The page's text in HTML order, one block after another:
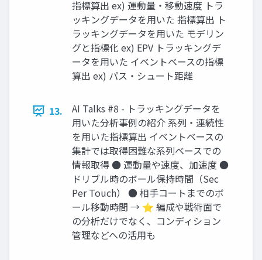
指標算出 ex) 運動量・移動速度 トラ
ッキングデータを用いた 指標算出 ト
ラッキングデータを用いた モデリン
グと指標化 ex) EPV トラッキングデ
ータを用いた イベントベースの指標
算出 ex) パス・シュート距離
13.
AI Talks #8 - トラッキングデータを
用いた分析事例の紹介 系列・連続性
を用いた指標算出 イベントベースの
集計では取得困難な系列ベースでの
情報取得 ● 運動量や速度、加速度 ●
ドリブル時のボール保持時間（Sec
Per Touch） ● 相手コートまでのボ
ール移動時間 → ⭐ 編成や戦術面で
の分析だけでなく、コンディション
管理などへの活用も